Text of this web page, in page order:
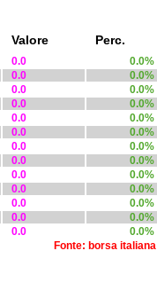
Valore Perc.
0.0
0.0%
0.0
0.0%
0.0
0.0%
0.0
0.0%
0.0
0.0%
0.0
0.0%
0.0
0.0%
0.0
0.0%
0.0
0.0%
0.0
0.0%
0.0
0.0%
0.0
0.0%
0.0
0.0%
Fonte: borsa italiana